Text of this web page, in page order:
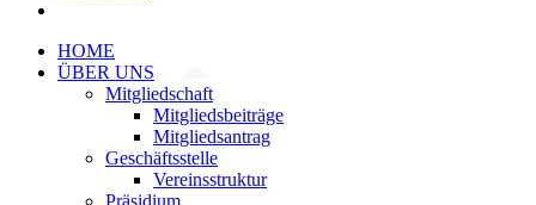
HOME
ÜBER UNS
Mitgliedschaft
Mitgliedsbeiträge
Mitgliedsantrag
Geschäftsstelle
Vereinsstruktur
Präsidium